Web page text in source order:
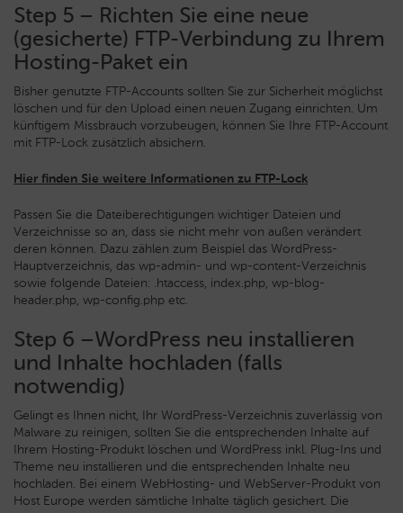
Step 5 – Richten Sie eine neue
(gesicherte) FTP-Verbindung zu Ihrem
Hosting-Paket ein
Bisher genutzte FTP-Accounts sollten Sie zur Sicherheit möglichst
löschen und für den Upload einen neuen Zugang einrichten. Um
künftigem Missbrauch vorzubeugen, können Sie Ihre FTP-Account
mit FTP-Lock zusätzlich absichern.
Hier finden Sie weitere Informationen zu FTP-Lock
Passen Sie die Dateiberechtigungen wichtiger Dateien und
Verzeichnisse so an, dass sie nicht mehr von außen verändert
deren können. Dazu zählen zum Beispiel das WordPress-
Hauptverzeichnis, das wp-admin- und wp-content-Verzeichnis
sowie folgende Dateien: .htaccess, index.php, wp-blog-
header.php, wp-config.php etc.
Step 6 –WordPress neu installieren
und Inhalte hochladen (falls
notwendig)
Gelingt es Ihnen nicht, Ihr WordPress-Verzeichnis zuverlässig von
Malware zu reinigen, sollten Sie die entsprechenden Inhalte auf
Ihrem Hosting-Produkt löschen und WordPress inkl. Plug-Ins und
Theme neu installieren und die entsprechenden Inhalte neu
hochladen. Bei einem WebHosting- und WebServer-Produkt von
Host Europe werden sämtliche Inhalte täglich gesichert. Die